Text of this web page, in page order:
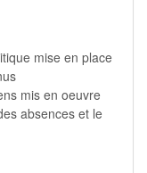
mise en place
mis en oeuvre
absences et le